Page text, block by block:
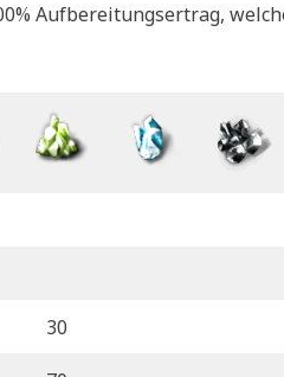
Aufbereitungsertrag,
30